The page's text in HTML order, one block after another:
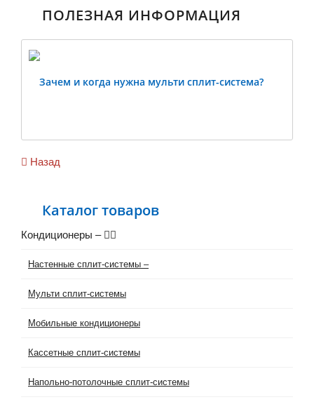
Каталог товаров
Кондиционеры –
Настенные сплит-системы –
Мульти сплит-системы
Мобильные кондиционеры
Кассетные сплит-системы
Напольно-потолочные сплит-системы
ПОЛЕЗНАЯ ИНФОРМАЦИЯ
Зачем и когда нужна мульти сплит-система?
Назад